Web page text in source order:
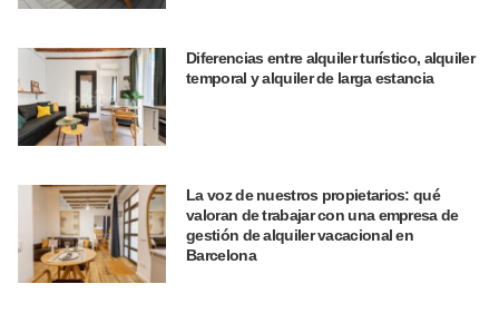
Diferencias entre alquiler turístico, alquiler
temporal y alquiler de larga estancia
La voz de nuestros propietarios: qué
valoran de trabajar con una empresa de
gestión de alquiler vacacional en
Barcelona